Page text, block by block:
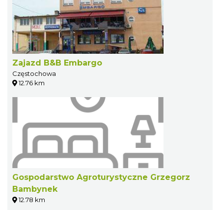
Zajazd B&B Embargo
Częstochowa
12.76 km
Gospodarstwo Agroturystyczne Grzegorz
Bambynek
12.78 km